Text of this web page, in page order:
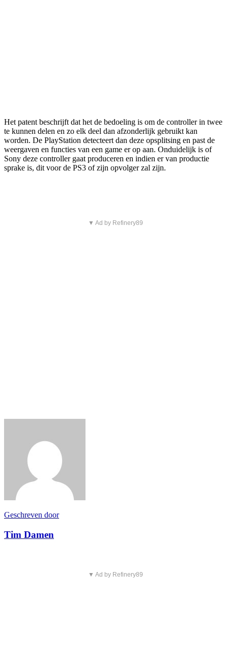
Het patent beschrijft dat het de bedoeling is om de controller in twee
te kunnen delen en zo elk deel dan afzonderlijk gebruikt kan
worden. De PlayStation detecteert dan deze opsplitsing en past de
weergaven en functies van een game er op aan. Onduidelijk is of
Sony deze controller gaat produceren en indien er van productie
sprake is, dit voor de PS3 of zijn opvolger zal zijn.
▼ Ad by Refinery89
Geschreven door
Tim Damen
▼ Ad by Refinery89